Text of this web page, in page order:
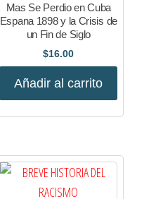
Mas Se Perdio en Cuba
Espana 1898 y la Crisis de
un Fin de Siglo
$16.00
Añadir al carrito